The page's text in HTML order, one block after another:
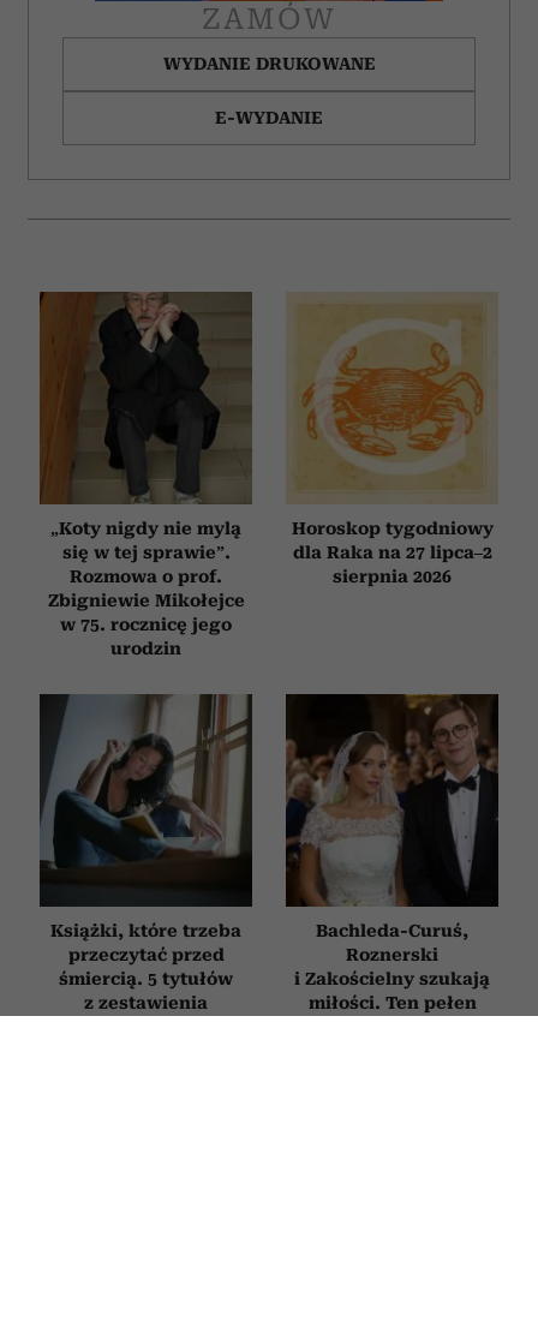
ZAMÓW
WYDANIE DRUKOWANE
E-WYDANIE
„Koty nigdy nie mylą
się w tej sprawie”.
Rozmowa o prof.
Zbigniewie Mikołejce
w 75. rocznicę jego
urodzin
Horoskop tygodniowy
dla Raka na 27 lipca–2
sierpnia 2026
Książki, które trzeba
przeczytać przed
śmiercią. 5 tytułów
z zestawienia
Bachleda-Curuś,
Roznerski
i Zakościelny szukają
miłości. Ten pełen